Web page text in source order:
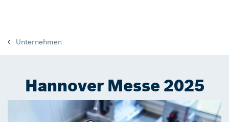
Unternehmen
Hannover Messe 2025